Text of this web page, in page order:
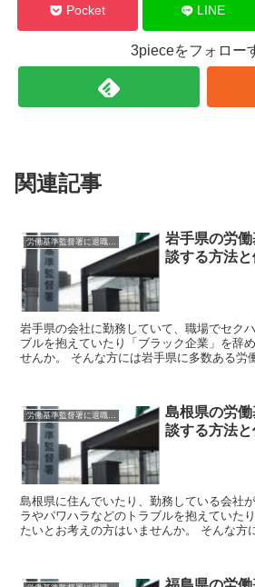
Pocket LINE
3pieceをフォロー
関連記事
労働基準監督署に退職相談
岩手県の労
談する方法
岩手県の会社に勤務していて、職場でセク
ブルを抱えていたり「ブラック企業」を辞
せんか。 そんな方には岩手県に多数ある労
島根県の労
談する方法
島根県に住んでいたり、勤務している会社
ラやパワハラなどのトラブルを抱えていた
たいとお考えの方はいませんか。 そんな方